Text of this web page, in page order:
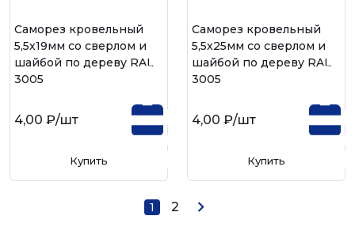
Саморез кровельный
5,5х19мм со сверлом и
шайбой по дереву RAL
3005
4,00 ₽/шт
Купить
Саморез кровельный
5,5х25мм со сверлом и
шайбой по дереву RAL
3005
4,00 ₽/шт
Купить
1 2